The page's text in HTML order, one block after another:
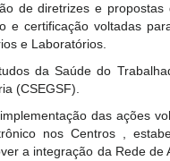
de diretrizes e
e certificação voltadas
e Laboratórios.
da Saúde do
(CSEGSF).
das ações
nos Centros ,
a integração da Rede